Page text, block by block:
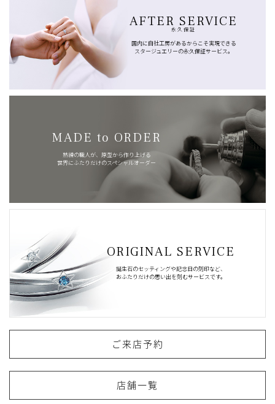
AFTER SERVICE
永久保証
国内に自社工房があるからこそ実現できる
スタージュエリーの永久保証サービス。
MADE to ORDER
熟練の職人が、原型から作り上げる
世界にふたりだけのスペシャルオーダー
ORIGINAL SERVICE
誕生石のセッティングや記念日の刻印など、
おふたりだけの思い出を刻むサービスです。
ご来店予約
店舗一覧